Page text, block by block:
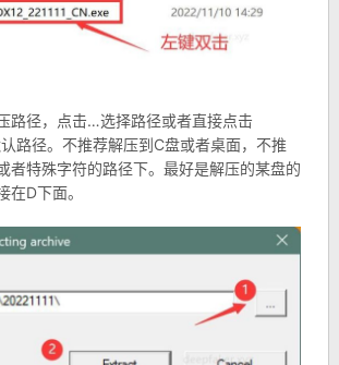
路径，点击…选择路径或者直接点击
路径。不推荐解压到C盘或者桌面，不推
者特殊字符的路径下。最好是解压的某盘的
在D下面。